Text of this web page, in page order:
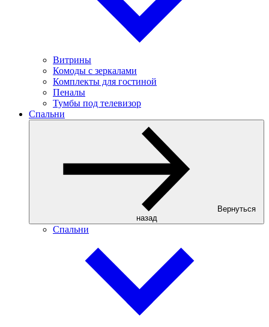
Витрины
Комоды с зеркалами
Комплекты для гостиной
Пеналы
Тумбы под телевизор
Спальни
Вернуться
назад
Спальни